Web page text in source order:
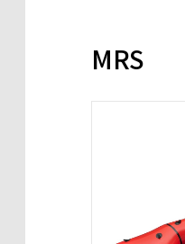
MRS